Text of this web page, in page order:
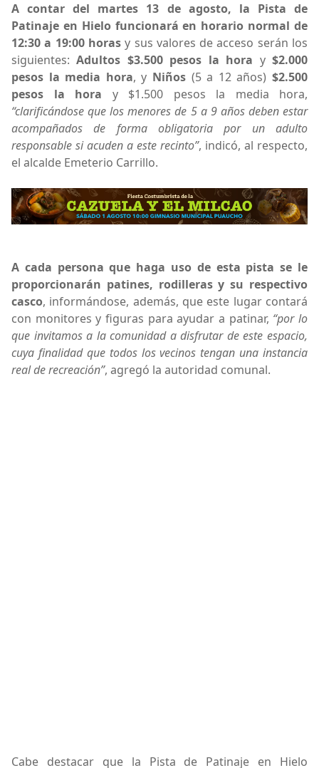
A contar del martes 13 de agosto, la Pista de
Patinaje en Hielo funcionará en horario normal de
12:30 a 19:00 horasy sus valores de acceso serán los
siguientes:Adultos $3.500 pesos la hora y$2.000
pesos la media hora, y Niños (5 a 12 años)$2.500
pesos la hora y $1.500 pesos la media hora,
“clarificándose que los menores de 5 a 9 años deben estar
acompañados de forma obligatoria por un adulto
responsable si acuden a este recinto”, indicó, al respecto,
el alcalde Emeterio Carrillo.
A cada persona que haga uso de esta pista se le
proporcionarán patines, rodilleras y su respectivo
casco, informándose, además, que este lugar contará
con monitores y figuras para ayudar a patinar, “por lo
que invitamos a la comunidad a disfrutar de este espacio,
cuya finalidad que todos los vecinos tengan una instancia
real de recreación”, agregó la autoridad comunal.
Cabe destacar que la Pista de Patinaje en Hielo